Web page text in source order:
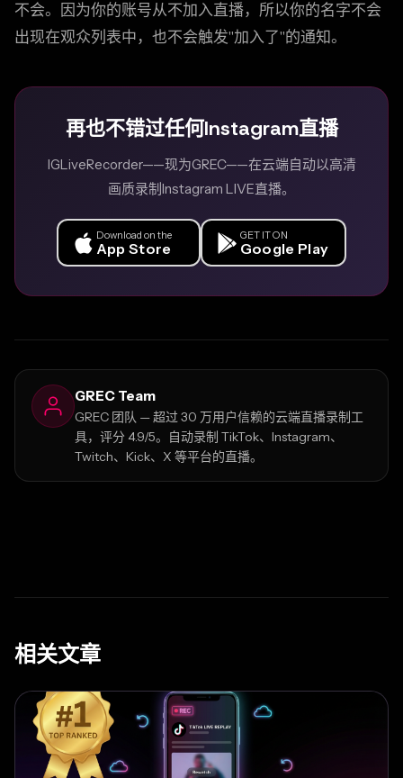
不会。因为你的账号从不加入直播，所以你的名字不会
出现在观众列表中，也不会触发"加入了"的通知。
再也不错过任何Instagram直播
IGLiveRecorder——现为GREC——在云端自动以高清
画质录制Instagram LIVE直播。
Download on the
App Store
GET IT ON
Google Play
GREC Team
GREC 团队 — 超过 30 万用户信赖的云端直播录制工
具，评分 4.9/5。自动录制 TikTok、Instagram、
Twitch、Kick、X 等平台的直播。
相关文章